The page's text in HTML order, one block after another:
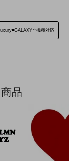
全機種対応
品